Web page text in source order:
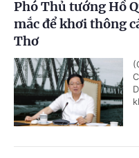
Phó Thủ tướng Hồ
mắc để khơi thông
Thơ